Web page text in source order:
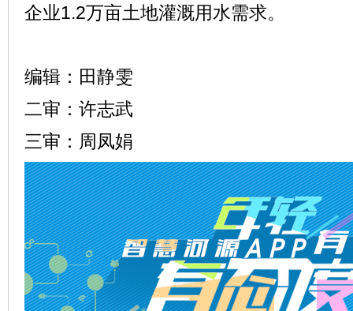
企业1.2万亩土地灌溉用水需求。
编辑：田静雯
二审：许志武
三审：周凤娟